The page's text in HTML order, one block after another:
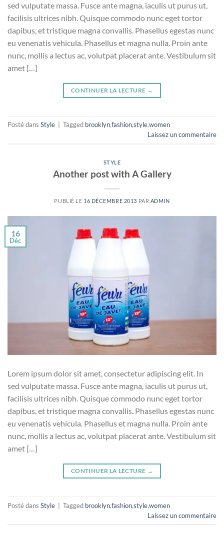
sed vulputate massa. Fusce ante magna, iaculis ut purus ut,
facilisis ultrices nibh. Quisque commodo nunc eget tortor
dapibus, et tristique magna convallis. Phasellus egestas nunc
eu venenatis vehicula. Phasellus et magna nulla. Proin ante
nunc, mollis a lectus ac, volutpat placerat ante. Vestibulum sit
amet […]
CONTINUER LA LECTURE →
Posté dans Style Tagged brooklyn,fashion,style,women
Laissez un commentaire
STYLE
Another post with A Gallery
PUBLIÉ LE 16 DÉCEMBRE 2013 PAR ADMIN
16
Déc
Lorem ipsum dolor sit amet, consectetur adipiscing elit. In
sed vulputate massa. Fusce ante magna, iaculis ut purus ut,
facilisis ultrices nibh. Quisque commodo nunc eget tortor
dapibus, et tristique magna convallis. Phasellus egestas nunc
eu venenatis vehicula. Phasellus et magna nulla. Proin ante
nunc, mollis a lectus ac, volutpat placerat ante. Vestibulum sit
amet […]
CONTINUER LA LECTURE →
Posté dans Style Tagged brooklyn,fashion,style,women
Laissez un commentaire